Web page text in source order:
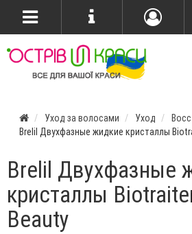
Уход за волосами Уход
Brelil Двухфазные жидкие кристаллы
Brelil Двухфазные
кристаллы
Beauty